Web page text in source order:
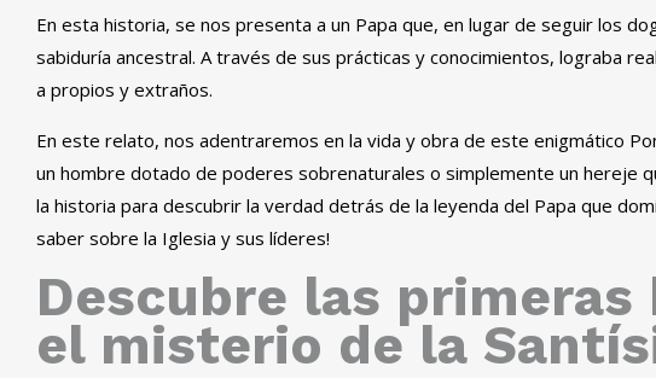
En esta historia, se nos presenta a un Papa que, en lugar de seguir los
sabiduría ancestral. A través de sus prácticas y conocimientos, lograba
a propios y extraños.
En este relato, nos adentraremos en la vida y obra de este enigmático
un hombre dotado de poderes sobrenaturales o simplemente un hereje
la historia para descubrir la verdad detrás de la leyenda del Papa que
saber sobre la Iglesia y sus líderes!
Descubre las
el misterio de la